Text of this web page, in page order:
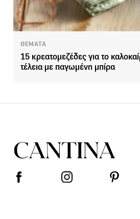
ΘΕΜΑΤΑ
15 κρεατομεζέδες για το
τέλεια με παγωμένη μπίρα